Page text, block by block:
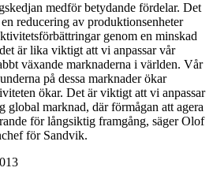
medför betydande fördelar. Det
reducering av produktionsenheter
genom en minskad
är lika viktigt att vi anpassar vår
växande marknaderna i världen. Vår
på dessa marknader ökar
ökar. Det är viktigt att vi anpassar
global marknad, där förmågan att agera
för långsiktig framgång, säger Olof
för Sandvik.